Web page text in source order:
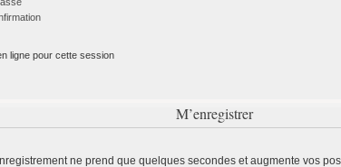
ligne pour cette session
M’enregistrer
ne prend que quelques secondes et augmente vos